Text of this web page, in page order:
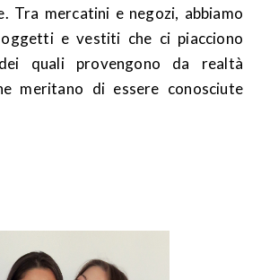
Tra mercatini e negozi, abbiamo
e vestiti che ci piacciono
quali provengono da realtà
meritano di essere conosciute